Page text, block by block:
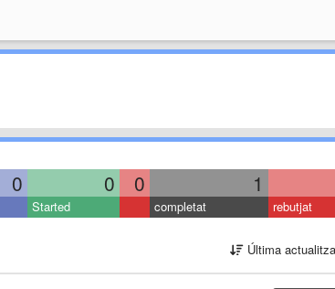
0 0 0 1
Started completat rebutjat
Última